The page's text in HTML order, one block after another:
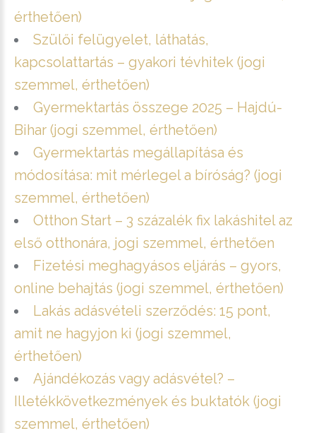
érthetően)
Szülői felügyelet, láthatás,
kapcsolattartás – gyakori tévhitek (jogi
szemmel, érthetően)
Gyermektartás összege 2025 – Hajdú-
Bihar (jogi szemmel, érthetően)
Gyermektartás megállapítása és
módosítása: mit mérlegel a bíróság? (jogi
szemmel, érthetően)
Otthon Start – 3 százalék fix lakáshitel az
első otthonára, jogi szemmel, érthetően
Fizetési meghagyásos eljárás – gyors,
online behajtás (jogi szemmel, érthetően)
Lakás adásvételi szerződés: 15 pont,
amit ne hagyjon ki (jogi szemmel,
érthetően)
Ajándékozás vagy adásvétel? –
Illetékkövetkezmények és buktatók (jogi
szemmel, érthetően)